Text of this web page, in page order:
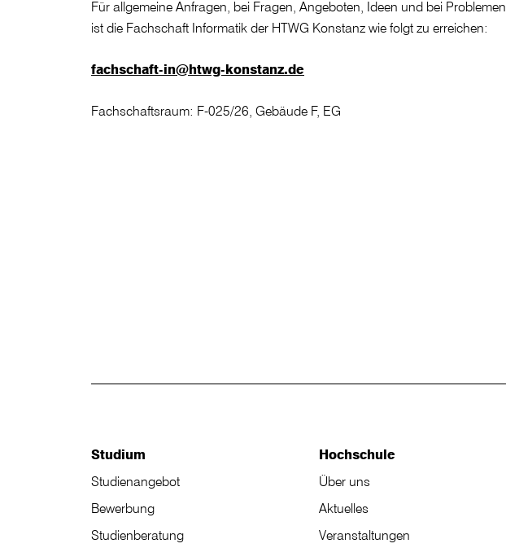
Für allgemeine Anfragen, bei Fragen, Angeboten, Ideen und bei Problemen
ist die Fachschaft Informatik der HTWG Konstanz wie folgt zu erreichen:
fachschaft-in@htwg-konstanz.de
Fachschaftsraum: F-025/26, Gebäude F, EG
Studium
Studienangebot
Bewerbung
Studienberatung
Hochschule
Über uns
Aktuelles
Veranstaltungen